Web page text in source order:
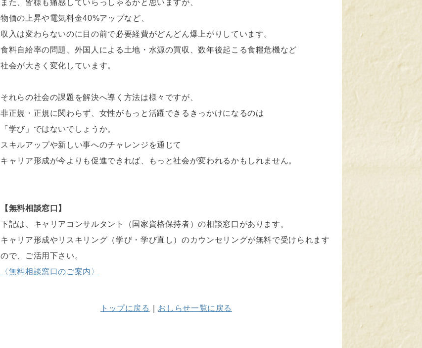
また、皆様も痛感していらっしゃるかと思いますが、
物価の上昇や電気料金40%アップなど、
収入は変わらないのに目の前で必要経費がどんどん爆上がりしています。
食料自給率の問題、外国人による土地・水源の買収、数年後起こる食糧危機など
社会が大きく変化しています。
それらの社会の課題を解決へ導く方法は様々ですが、
非正規・正規に関わらず、女性がもっと活躍できるきっかけになるのは
「学び」ではないでしょうか。
スキルアップや新しい事へのチャレンジを通じて
キャリア形成が今よりも促進できれば、もっと社会が変われるかもしれません。
【無料相談窓口】
下記は、キャリアコンサルタント（国家資格保持者）の相談窓口があります。
キャリア形成やリスキリング（学び・学び直し）のカウンセリングが無料で受けられます
ので、ご活用下さい。
〈無料相談窓口のご案内〉
トップに戻る おしらせ一覧に戻る